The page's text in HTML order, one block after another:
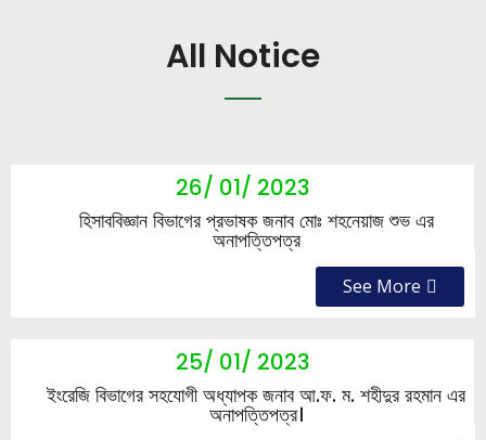
All Notice
26/ 01/ 2023
হিসাববিজ্ঞান বিভাগের প্রভাষক জনাব মোঃ শহনেয়াজ শুভ এর
অনাপত্তিপত্র
See More
25/ 01/ 2023
ইংরেজি বিভাগের সহযোগী অধ্যাপক জনাব আ.ফ. ম. শহীদুর রহমান এর
অনাপত্তিপত্র।